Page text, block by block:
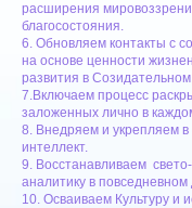
расширения
благосостояния.
6. Обновляем контакты с
на основе ценности
развития в Созидательном
7.Включаем процесс
заложенных лично в
8. Внедряем и укрепляем
интеллект.
9. Восстанавливаем
аналитику в повседневном
10. Осваиваем Культуру и